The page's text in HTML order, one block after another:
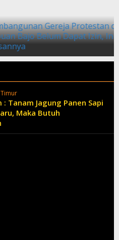
Gereja Protestan di
Belum Dapat Izin, Ini
Tanam Jagung Panen Sapi
Maka Butuh